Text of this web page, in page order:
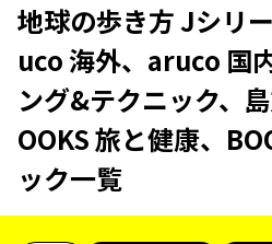
地球の歩き方 Jシリ
uco 海外、aruco 国
ング&テクニック、
OOKS 旅と健康、
ック一覧